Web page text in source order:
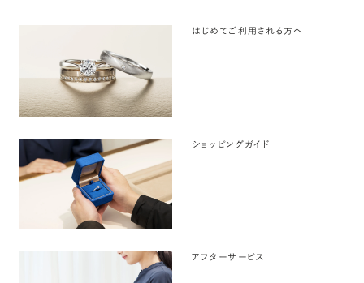
はじめてご利用される方へ
ショッピングガイド
アフターサービス